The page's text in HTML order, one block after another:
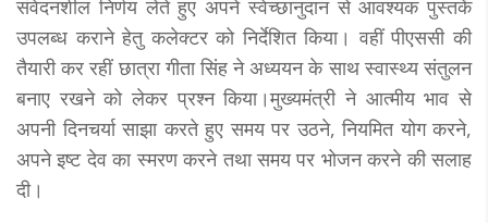
संवेदनशील निर्णय लेते हुए अपने स्वेच्छानुदान से आवश्यक पुस्तकें
उपलब्ध कराने हेतु कलेक्टर को निर्देशित किया। वहीं पीएससी की
तैयारी कर रहीं छात्रा गीता सिंह ने अध्ययन के साथ स्वास्थ्य संतुलन
बनाए रखने को लेकर प्रश्न किया।मुख्यमंत्री ने आत्मीय भाव से
अपनी दिनचर्या साझा करते हुए समय पर उठने, नियमित योग करने,
अपने इष्ट देव का स्मरण करने तथा समय पर भोजन करने की सलाह
दी।